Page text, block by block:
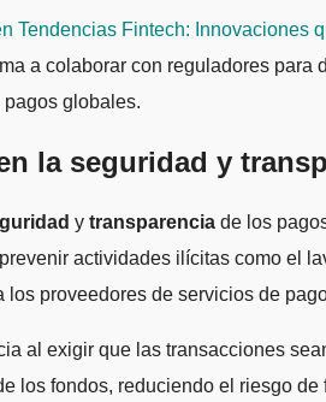
Tendencias Fintech: Innovaciones
a colaborar con reguladores
globales.
la seguridad y
y transparencia de los
actividades ilícitas como el
proveedores de servicios de
al exigir que las transacciones
los fondos, reduciendo el riesgo